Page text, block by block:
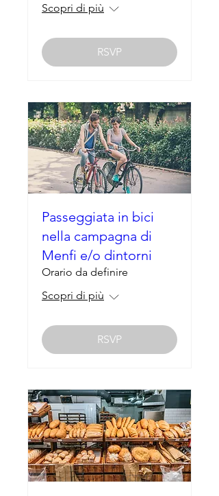
Scopri di più
RSVP
Passeggiata in bici
nella campagna di
Menfi e/o dintorni
Orario da definire
Scopri di più
RSVP